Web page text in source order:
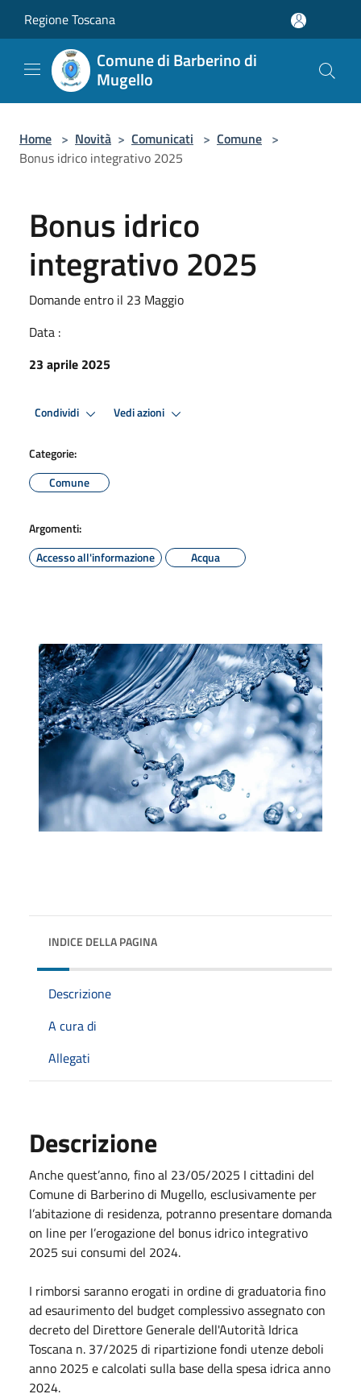
Regione Toscana
Comune di Barberino di
Mugello
Home > Novità > Comunicati > Comune >
Bonus idrico integrativo 2025
Bonus idrico
integrativo 2025
Domande entro il 23 Maggio
Data :
23 aprile 2025
Condividi Vedi azioni
Categorie:
Comune
Argomenti:
Accesso all'informazione
Acqua
INDICE DELLA PAGINA
Descrizione
A cura di
Allegati
Descrizione
Anche quest’anno, fino al 23/05/2025 I cittadini del
Comune di Barberino di Mugello, esclusivamente per
l’abitazione di residenza, potranno presentare domanda
on line per l’erogazione del bonus idrico integrativo
2025 sui consumi del 2024.
I rimborsi saranno erogati in ordine di graduatoria fino
ad esaurimento del budget complessivo assegnato con
decreto del Direttore Generale dell'Autorità Idrica
Toscana n. 37/2025 di ripartizione fondi utenze deboli
anno 2025 e calcolati sulla base della spesa idrica anno
2024.